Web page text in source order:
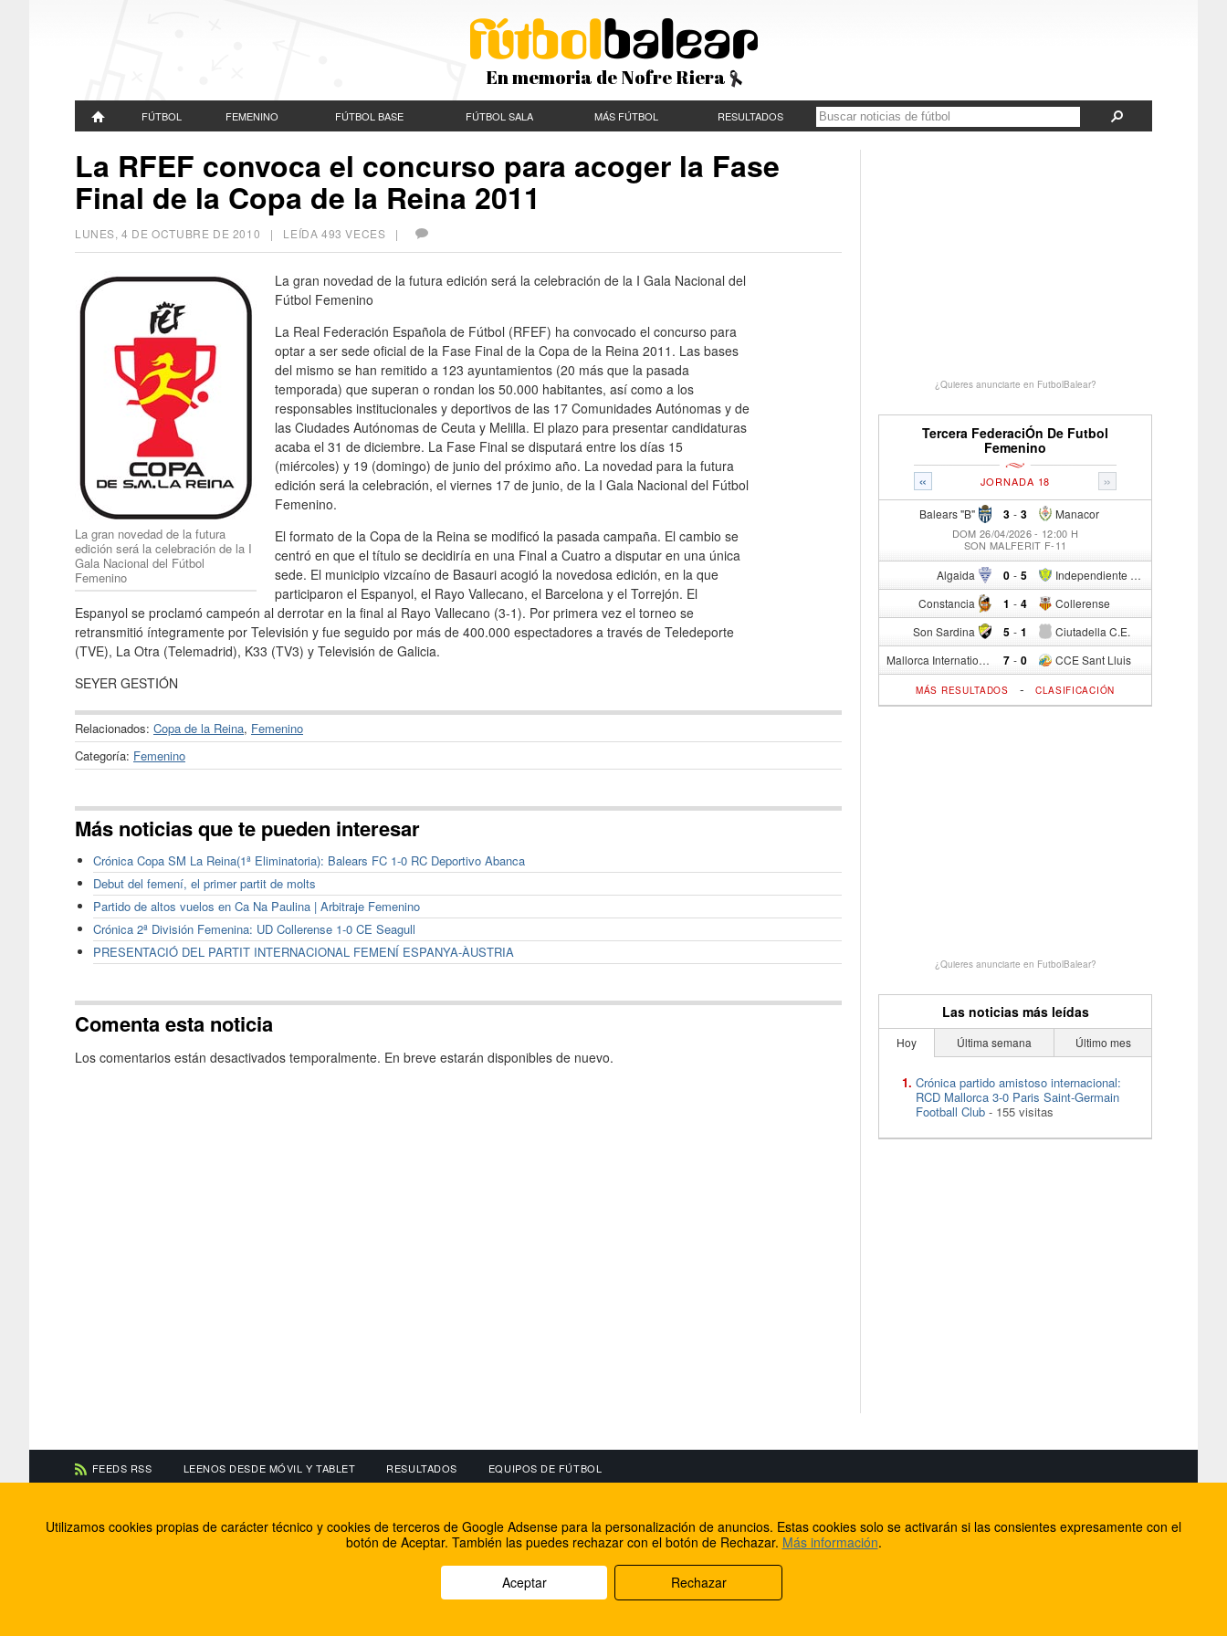
En memoria de Nofre Riera
FÚTBOL FEMENINO FÚTBOL BASE FÚTBOL SALA MÁS FÚTBOL RESULTADOS
La RFEF convoca el concurso para acoger la Fase
Final de la Copa de la Reina 2011
LUNES, 4 DE OCTUBRE DE 2010 | LEÍDA 493 VECES |
La gran novedad de la futura
edición será la celebración de la I
Gala Nacional del Fútbol
Femenino
La gran novedad de la futura edición será la celebración de la I Gala Nacional del
Fútbol Femenino
La Real Federación Española de Fútbol (RFEF) ha convocado el concurso para
optar a ser sede oficial de la Fase Final de la Copa de la Reina 2011. Las bases
del mismo se han remitido a 123 ayuntamientos (20 más que la pasada
temporada) que superan o rondan los 50.000 habitantes, así como a los
responsables institucionales y deportivos de las 17 Comunidades Autónomas y de
las Ciudades Autónomas de Ceuta y Melilla. El plazo para presentar candidaturas
acaba el 31 de diciembre. La Fase Final se disputará entre los días 15
(miércoles) y 19 (domingo) de junio del próximo año. La novedad para la futura
edición será la celebración, el viernes 17 de junio, de la I Gala Nacional del Fútbol
Femenino.
El formato de la Copa de la Reina se modificó la pasada campaña. El cambio se
centró en que el título se decidiría en una Final a Cuatro a disputar en una única
sede. El municipio vizcaíno de Basauri acogió la novedosa edición, en la que
participaron el Espanyol, el Rayo Vallecano, el Barcelona y el Torrejón. El
Espanyol se proclamó campeón al derrotar en la final al Rayo Vallecano (3-1). Por primera vez el torneo se
retransmitió íntegramente por Televisión y fue seguido por más de 400.000 espectadores a través de Teledeporte
(TVE), La Otra (Telemadrid), K33 (TV3) y Televisión de Galicia.
SEYER GESTIÓN
Relacionados: Copa de la Reina, Femenino
Categoría: Femenino
Más noticias que te pueden interesar
Crónica Copa SM La Reina(1ª Eliminatoria): Balears FC 1-0 RC Deportivo Abanca
Debut del femení, el primer partit de molts
Partido de altos vuelos en Ca Na Paulina | Arbitraje Femenino
Crónica 2ª División Femenina: UD Collerense 1-0 CE Seagull
PRESENTACIÓ DEL PARTIT INTERNACIONAL FEMENÍ ESPANYA-ÀUSTRIA
Comenta esta noticia
Los comentarios están desactivados temporalmente. En breve estarán disponibles de nuevo.
¿Quieres anunciarte en FutbolBalear?
Tercera FederaciÓn De Futbol
Femenino
« »
JORNADA 18
Balears "B" 3 - Manacor
3
DOM 26/04/2026 - 12:00 H
SON MALFERIT F-11
Algaida 0 - Independiente C/R
5
Constancia 1 - Collerense
4
Son Sardina 5 - Ciutadella C.E.
1
Mallorca International Football Club del S.p. 7 - CCE Sant Lluis
0
MÁS RESULTADOS - CLASIFICACIÓN
¿Quieres anunciarte en FutbolBalear?
Las noticias más leídas
Hoy Última semana Último mes
Crónica partido amistoso internacional:
RCD Mallorca 3-0 Paris Saint-Germain
Football Club - 155 visitas
FEEDS RSS LEENOS DESDE MÓVIL Y TABLET RESULTADOS EQUIPOS DE FÚTBOL
Información de contacto
El equipo de FútbolBalear
Soluciones Corporativas IP
Facebook
Twitter
Internet Rural Mallorca
Registro de dominios
Utilizamos cookies propias de carácter técnico y cookies de terceros de Google Adsense para la personalización de anuncios. Estas cookies solo se activarán si las consientes expresamente con el
botón de Aceptar. También las puedes rechazar con el botón de Rechazar. Más información.
Aceptar Rechazar